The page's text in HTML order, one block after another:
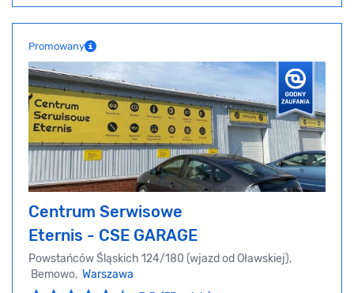
Promowany
Centrum Serwisowe
Eternis - CSE GARAGE
Powstańców Śląskich 124/180 (wjazd od Oławskiej),
Bemowo, Warszawa